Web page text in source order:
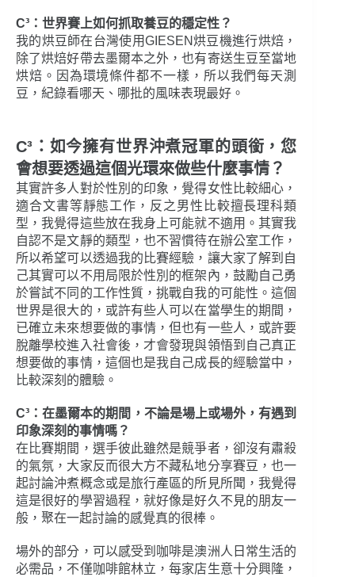
C³：世界賽上如何抓取養豆的穩定性？
我的烘豆師在台灣使用GIESEN烘豆機進行烘焙，
除了烘焙好帶去墨爾本之外，也有寄送生豆至當地
烘焙。因為環境條件都不一樣，所以我們每天測
豆，紀錄看哪天、哪批的風味表現最好。
C³：如今擁有世界沖煮冠軍的頭銜，您
會想要透過這個光環來做些什麼事情？
其實許多人對於性別的印象，覺得女性比較細心，
適合文書等靜態工作，反之男性比較擅長理科類
型，我覺得這些放在我身上可能就不適用。其實我
自認不是文靜的類型，也不習慣待在辦公室工作，
所以希望可以透過我的比賽經驗，讓大家了解到自
己其實可以不用局限於性別的框架內，鼓勵自己勇
於嘗試不同的工作性質，挑戰自我的可能性。這個
世界是很大的，或許有些人可以在當學生的期間，
已確立未來想要做的事情，但也有一些人，或許要
脫離學校進入社會後，才會發現與領悟到自己真正
想要做的事情，這個也是我自己成長的經驗當中，
比較深刻的體驗。
C³：在墨爾本的期間，不論是場上或場外，有遇到
印象深刻的事情嗎？
在比賽期間，選手彼此雖然是競爭者，卻沒有肅殺
的氣氛，大家反而很大方不藏私地分享賽豆，也一
起討論沖煮概念或是旅行產區的所見所聞，我覺得
這是很好的學習過程，就好像是好久不見的朋友一
般，聚在一起討論的感覺真的很棒。
場外的部分，可以感受到咖啡是澳洲人日常生活的
必需品，不僅咖啡館林立，每家店生意十分興隆，